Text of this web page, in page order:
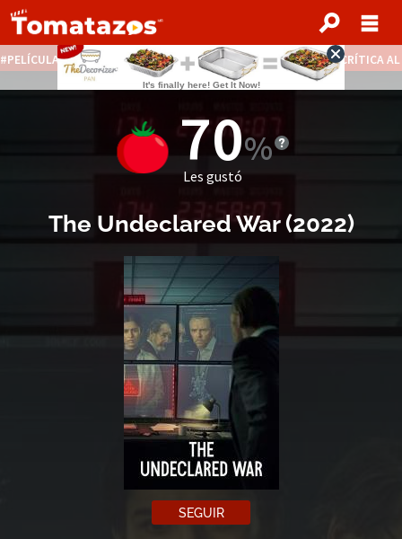
PELÍCULAS STREAMING GRATIS NOTICIAS DESTACADAS CRÍTICA
70
Les gustó
The Undeclared War(2022)
SEGUIR